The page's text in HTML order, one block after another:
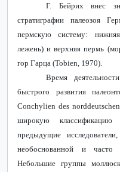
Г. Бейрих внес
стратиграфии палеозоя
пермскую систему:
лежень) и верхняя пермь
гор Гарца (Tobien , 1970).
Время
быстрого развития
Conchylien des norddeutschen
широкую
предыдущие
необоснованной и часто
Небольшие группы